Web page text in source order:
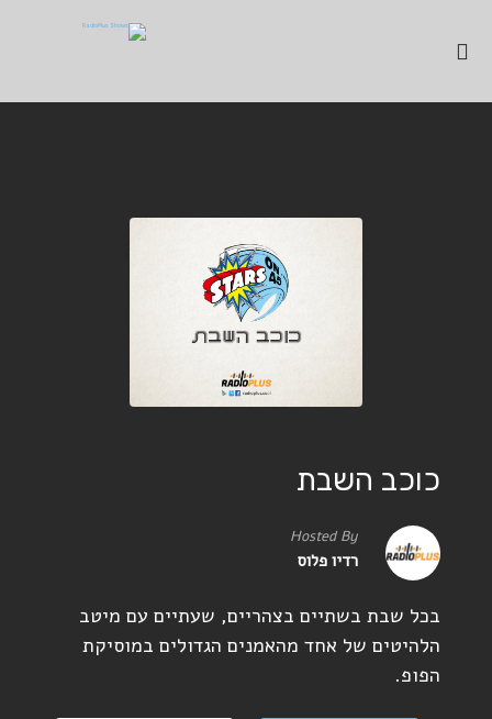
כוכב השבת
Hosted By
רדיו פלוס
בכל שבת בשתיים בצהריים, שעתיים עם מיטב
הלהיטים של אחד מהאמנים הגדולים במוסיקת
הפופ.